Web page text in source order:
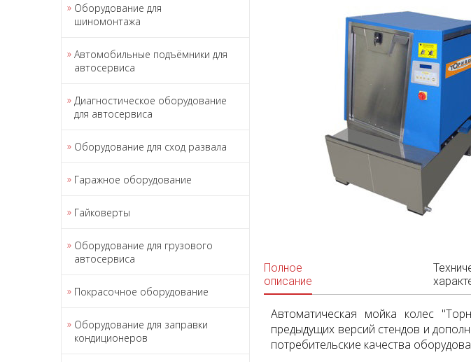
Оборудование для
шиномонтажа
Автомобильные подъёмники для
автосервиса
Диагностическое оборудование
для автосервиса
Оборудование для сход развала
Гаражное оборудование
Гайковерты
Оборудование для грузового
автосервиса
Покрасочное оборудование
Оборудование для заправки
кондиционеров
Полное
описание
Автоматическая мойка колес
предыдущих версий стендов и
потребительские качества